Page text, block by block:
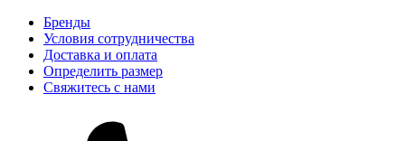
Бренды
Условия сотрудничества
Доставка и оплата
Определить размер
Свяжитесь с нами